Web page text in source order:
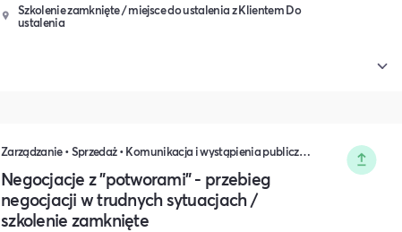
Szkolenie zamknięte / miejsce do ustalenia z Klientem Do
ustalenia
Zarządzanie • Sprzedaż • Komunikacja i wystąpienia publiczne • Rozwój osobisty • Turystyka i podróże • Wydarzenia zamknięte • Marketing • Biznes i Przedsiędsiębiorczość • Nauka i Edukacja • Polityka i Gospodarka • Dieta, Odżywianie i Degustacje • IT i Nowe technologie
Negocjacje z "potworami" - przebieg
negocjacji w trudnych sytuacjach /
szkolenie zamknięte